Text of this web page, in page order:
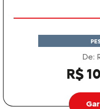
De:
R$